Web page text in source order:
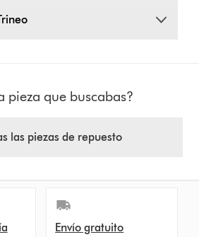
pieza que buscabas?
las piezas de repuesto
Envío gratuito